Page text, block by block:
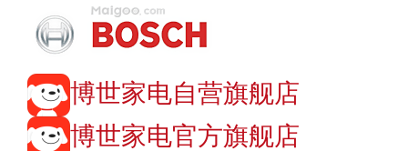
博世家电自营旗舰店
博世家电官方旗舰店